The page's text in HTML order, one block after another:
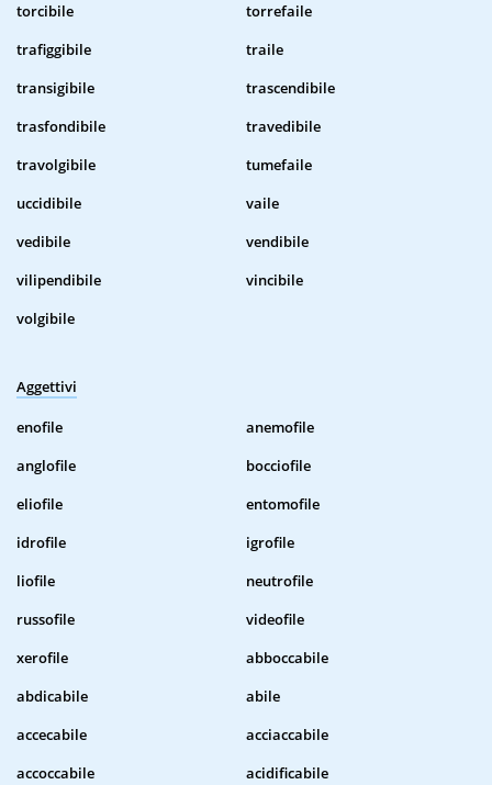
torcibile
torrefaile
trafiggibile
traile
transigibile
trascendibile
trasfondibile
travedibile
travolgibile
tumefaile
uccidibile
vaile
vedibile
vendibile
vilipendibile
vincibile
volgibile
Aggettivi
enofile
anemofile
anglofile
bocciofile
eliofile
entomofile
idrofile
igrofile
liofile
neutrofile
russofile
videofile
xerofile
abboccabile
abdicabile
abile
accecabile
acciaccabile
accoccabile
acidificabile